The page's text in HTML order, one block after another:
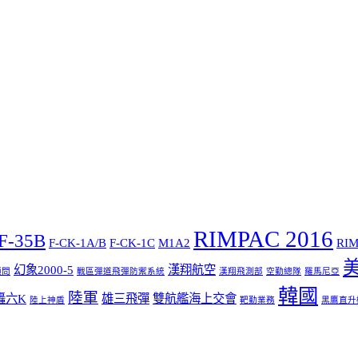
35B F-CK-1A/B F-CK-1C M1A2 RIMPAC 2016
幻象2000-5 戰區彈道飛彈防禦系統 漢翔航空 漢翔飛測部 空勤總隊 羅馬尼亞
六K 陸上神盾 陸軍 雄三飛彈 雙航艦海上交會 靶勤業務 韓國 黑鷹直升